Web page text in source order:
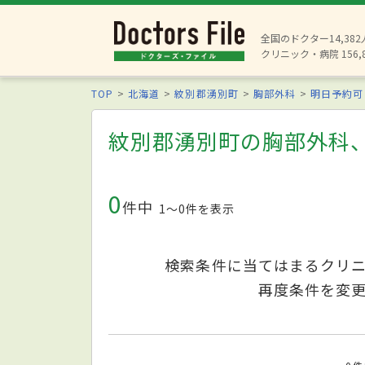
全国のドクター14,382
クリニック・病院
TOP 北海道 紋別郡湧別町 胸部外科 明日予約可
紋別郡湧別町の胸部外科
0件中 1〜0件を表示
検索条件に当てはまるクリ
再度条件を変